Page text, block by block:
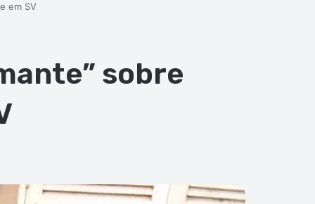
em SV
sobre